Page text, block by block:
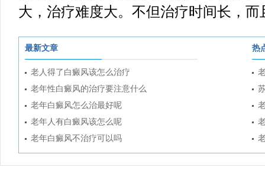
大，治疗难度大。不但治疗时间长，而
最新文章
老人得了白癜风该怎么治疗
老年性白癜风的治疗要注意什么
老年白癜风怎么治最好呢
老年人有白癜风该怎么呢
老年白癜风不治疗可以吗
热